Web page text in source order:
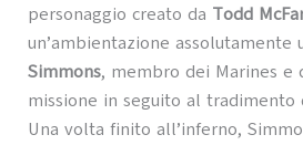
personaggio creato da Todd
un’ambientazione assolutamente
Simmons, membro dei Marines e
missione in seguito al tradimento
Una volta finito all’inferno,